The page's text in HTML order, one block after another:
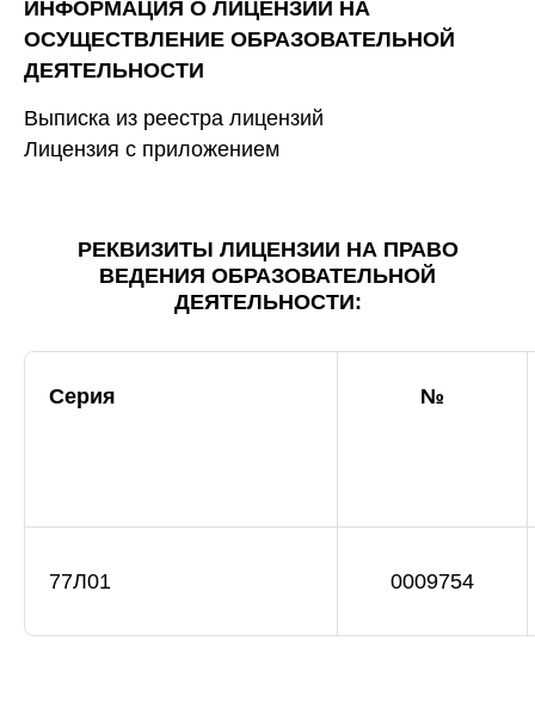
ИНФОРМАЦИЯ О ЛИЦЕНЗИИ НА
ОСУЩЕСТВЛЕНИЕ ОБРАЗОВАТЕЛЬНОЙ
ДЕЯТЕЛЬНОСТИ
Выписка из реестра лицензий
Лицензия с приложением
РЕКВИЗИТЫ ЛИЦЕНЗИИ НА ПРАВО
ВЕДЕНИЯ ОБРАЗОВАТЕЛЬНОЙ
ДЕЯТЕЛЬНОСТИ:
Серия №
77Л01 0009754